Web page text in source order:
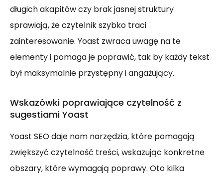
długich akapitów czy brak jasnej struktury
sprawiają, że czytelnik szybko traci
zainteresowanie. Yoast zwraca uwagę na te
elementy i pomaga je poprawić, tak by każdy tekst
był maksymalnie przystępny i angażujący.
Wskazówki poprawiające czytelność z
sugestiami Yoast
Yoast SEO daje nam narzędzia, które pomagają
zwiększyć czytelność treści, wskazując konkretne
obszary, które wymagają poprawy. Oto kilka